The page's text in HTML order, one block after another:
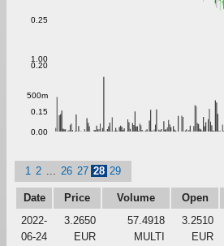
0.15
0.20
0.25
0.00
500m
1.00
1 2 26 27 28 29
Date Price Volume Open
2022-
06-24
3.2650
EUR
57.4918
MULTI
3.2510
EUR